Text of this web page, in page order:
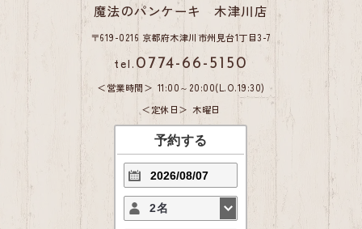
魔法のパンケーキ 木津川店
〒619-0216 京都府木津川市州見台1丁目3-7
tel. 0774-66-5150
営業時間
11:00～20:00(L.O.19:30)
定休日
木曜日
予約する
2名